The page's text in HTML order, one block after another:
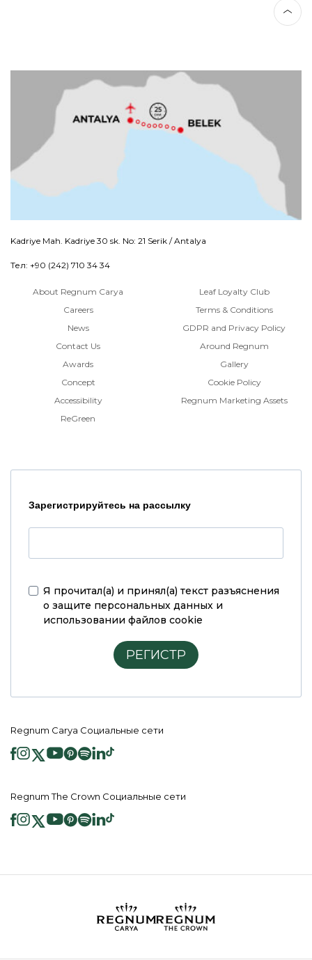
Kadriye Mah. Kadriye 30 sk. No: 21 Serik / Antalya
Тел: +90 (242) 710 34 34
About Regnum Carya
Careers
News
Contact Us
Awards
Concept
Accessibility
ReGreen
Leaf Loyalty Club
Terms & Conditions
GDPR and Privacy Policy
Around Regnum
Gallery
Cookie Policy
Regnum Marketing Assets
Зарегистрируйтесь на рассылку
Я прочитал(а) и принял(а) текст разъяснения
о защите персональных данных и
использовании файлов cookie
РЕГИСТР
Regnum Carya Социальные сети
Regnum The Crown Социальные сети